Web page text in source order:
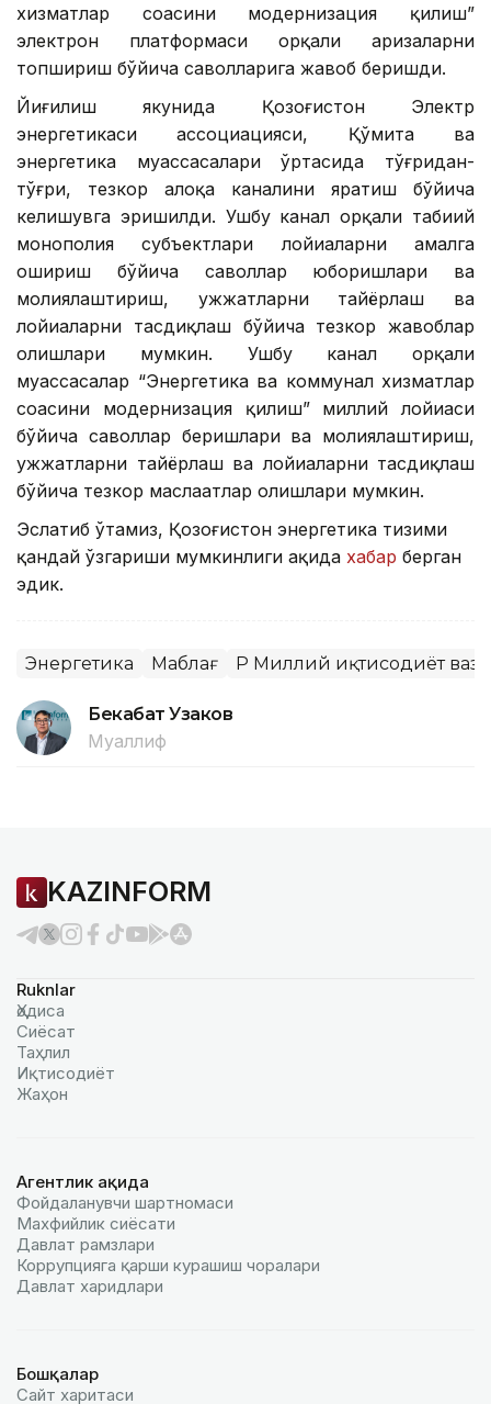
хизматлар соҳасини модернизация қилиш”
электрон платформаси орқали аризаларни
топшириш бўйича саволларига жавоб беришди.
Йиғилиш якунида Қозоғистон Электр
энергетикаси ассоциацияси, Қўмита ва
энергетика муассасалари ўртасида тўғридан-
тўғри, тезкор алоқа каналини яратиш бўйича
келишувга эришилди. Ушбу канал орқали табиий
монополия субъектлари лойиҳаларни амалга
ошириш бўйича саволлар юборишлари ва
молиялаштириш, ҳужжатларни тайёрлаш ва
лойиҳаларни тасдиқлаш бўйича тезкор жавоблар
олишлари мумкин. Ушбу канал орқали
муассасалар “Энергетика ва коммунал хизматлар
соҳасини модернизация қилиш” миллий лойиҳаси
бўйича саволлар беришлари ва молиялаштириш,
ҳужжатларни тайёрлаш ва лойиҳаларни тасдиқлаш
бўйича тезкор маслаҳатлар олишлари мумкин.
Эслатиб ўтамиз, Қозоғистон энергетика тизими
қандай ўзгариши мумкинлиги ҳақида хабар берган
эдик.
Энергетика Маблағ ҚР Миллий иқтисодиёт
Бекабат Узаков
Муаллиф
KAZINFORM
Ruknlar
Ҳодиса
Сиёсат
Таҳлил
Иқтисодиёт
Жаҳон
Агентлик ҳақида
Фойдаланувчи шартномаси
Махфийлик сиёсати
Давлат рамзлари
Коррупцияга қарши курашиш чоралари
Давлат харидлари
Бошқалар
Сайт харитаси